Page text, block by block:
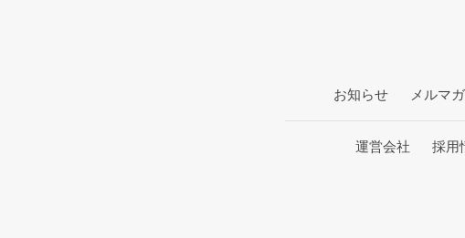
お知らせ メルマ
運営会社 採用